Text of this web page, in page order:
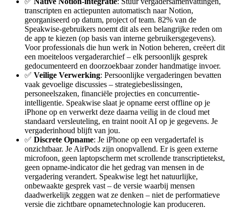
transcripten en actiepunten automatisch naar Notion,
georganiseerd op datum, project of team. 82% van de
Speakwise-gebruikers noemt dit als een belangrijke reden om
de app te kiezen (op basis van interne gebruikersgegevens).
Voor professionals die hun werk in Notion beheren, creëert dit
een moeiteloos vergaderarchief – elk persoonlijk gesprek
gedocumenteerd en doorzoekbaar zonder handmatige invoer.
✅ Veilige Verwerking: Persoonlijke vergaderingen bevatten
vaak gevoelige discussies – strategiebeslissingen,
personeelszaken, financiële projecties en concurrentie-
intelligentie. Speakwise slaat je opname eerst offline op je
iPhone op en verwerkt deze daarna veilig in de cloud met
standaard versleuteling, en traint nooit AI op je gegevens. Je
vergaderinhoud blijft van jou.
✅ Discrete Opname: Je iPhone op een vergadertafel is
onzichtbaar. Je AirPods zijn onopvallend. Er is geen externe
microfoon, geen laptopscherm met scrollende transcriptietekst,
geen opname-indicator die het gedrag van mensen in de
vergadering verandert. Speakwise legt het natuurlijke,
onbewaakte gesprek vast – de versie waarbij mensen
daadwerkelijk zeggen wat ze denken – niet de performatieve
versie die zichtbare opnametechnologie kan produceren.